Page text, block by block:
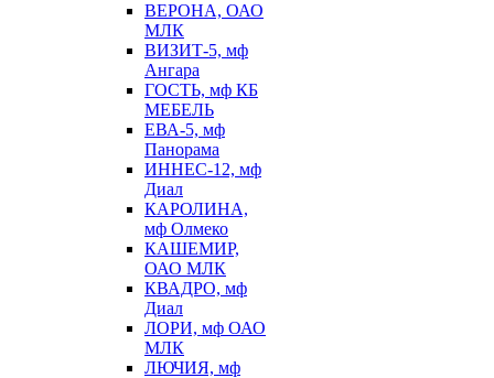
ВЕРОНА, ОАО
МЛК
ВИЗИТ-5, мф
Ангара
ГОСТЬ, мф КБ
МЕБЕЛЬ
ЕВА-5, мф
Панорама
ИННЕС-12, мф
Диал
КАРОЛИНА,
мф Олмеко
КАШЕМИР,
ОАО МЛК
КВАДРО, мф
Диал
ЛОРИ, мф ОАО
МЛК
ЛЮЧИЯ, мф